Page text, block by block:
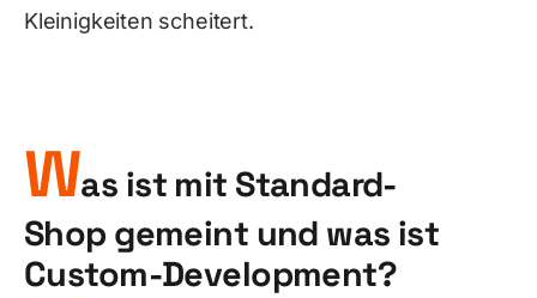
Kleinigkeiten scheitert.
Was ist mit Standard-
Shop gemeint und was ist
Custom-Development?